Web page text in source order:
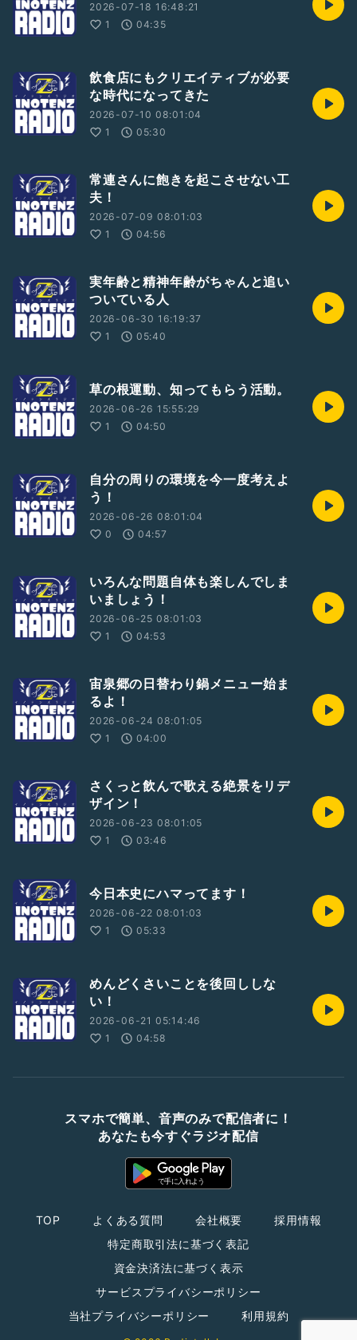
2026-07-18 16:48:21
1
04:35
飲食店にもクリエイティブが必要
な時代になってきた
2026-07-10 08:01:04
1
05:30
常連さんに飽きを起こさせない工
夫！
2026-07-09 08:01:03
1
04:56
実年齢と精神年齢がちゃんと追い
ついている人
2026-06-30 16:19:37
1
05:40
草の根運動、知ってもらう活動。
2026-06-26 15:55:29
1
04:50
自分の周りの環境を今一度考えよ
う！
2026-06-26 08:01:04
0
04:57
いろんな問題自体も楽しんでしま
いましょう！
2026-06-25 08:01:03
1
04:53
宙泉郷の日替わり鍋メニュー始ま
るよ！
2026-06-24 08:01:05
1
04:00
さくっと飲んで歌える絶景をリデ
ザイン！
2026-06-23 08:01:05
1
03:46
今日本史にハマってます！
2026-06-22 08:01:03
1
05:33
めんどくさいことを後回ししな
い！
2026-06-21 05:14:46
1
04:58
スマホで簡単、音声のみで配信者に！
あなたも今すぐラジオ配信
TOP よくある質問 会社概要
採用情報
特定商取引法に基づく表記
資金決済法に基づく表示
サービスプライバシーポリシー
当社プライバシーポリシー
利用規約